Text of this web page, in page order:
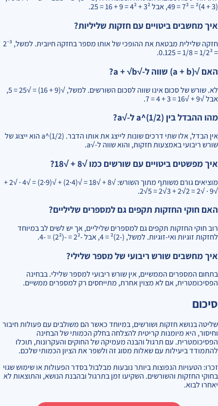
(3 + 4)² = 7² = 49, אבל 3² + 4² = 9 + 16 = 25.
איך מחשבים ביטויים עם חזקות שליליות?
חזקה שלילית מבטאת את ההופכי של אותו מספר בחזקה חיובית. למשל, 2⁻³
= 1/2³ = 1/8 = 0.125.
האם √(a + b) שווה ל-√a + √b?
לא. שורש של סכום אינו שווה לסכום השורשים. למשל, √(9 + 16) = √25 = 5,
אבל √9 + √16 = 3 + 4 = 7.
מהו ההבדל בין a^(1/2) ל-√a?
אין הבדל, אלו שתי דרכים שונות לייצג את אותו הדבר. a^(1/2) הוא ייצוג של
שורש ריבועי באמצעות חזקות, והוא שווה ל-√a.
איך מפשטים ביטויים עם שורשים כמו √8 + √18?
מוציאים גורם משותף מתוך השורש: √8 + √18 = √(4·2) + √(9·2) = √4 · √2 +
√9 · √2 = 2√2 + 3√2 = 5√2.
האם חוקי החזקות תקפים גם למספרים שליליים?
רוב חוקי החזקות תקפים גם למספרים שליליים, אך יש לשים לב במיוחד
לחזקות זוגיות ואי-זוגיות. למשל, (-2)² = 4, אבל -2² = -(2²) = -4.
איך מחשבים שורש ריבועי של מספר שלילי?
בתחום המספרים הממשיים, אין שורש ריבועי למספר שלילי. בבחינה
הפסיכומטרית, אם לא מצוין אחרת, מתייחסים רק למספרים ממשיים.
סיכום
שליטה בנושא חזקות ושורשים, במיוחד כאשר הם משולבים עם פעולות חיבור
וחיסור, היא מיומנות קריטית להצלחה בחלק הכמותי של הבחינה
הפסיכומטרית. עם תרגול והבנה מעמיקה של החוקים והעקרונות, תוכלו
להתמודד ביעילות עם שאלות מסוג זה ולשפר את הציון הכמותי שלכם.
זכרו: הטעויות הנפוצות ביותר נובעות מבלבול בסדר הפעולות או שימוש שגוי
בחוקי החזקות והשורשים. השקיעו זמן בתרגול ובהבנת הנושא, והתוצאות לא
יאחרו לבוא.